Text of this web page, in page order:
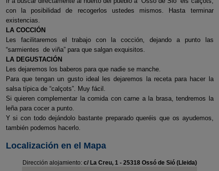
con la posibilidad de recogerlos ustedes mismos. Hasta terminar
existencias.
LA COCCIÓN
Les facilitaremos el trabajo con la cocción, dejando a punto las
“sarmientes de viña” para que salgan exquisitos.
LA DEGUSTACIÓN
Les dejaremos los baberos para que nadie se manche.
Para que tengan un gusto ideal les dejaremos la receta para hacer la
salsa típica de “calçots”. Muy fácil.
Si quieren complementar la comida con carne a la brasa, tendremos la
leña para cocer a punto.
Y si con todo dejándolo bastante preparado queréis que os ayudemos,
también podemos hacerlo.
Localización en el Mapa
Dirección alojamiento: c/ La Creu, 1 - 25318 Ossó de Sió (Lleida)